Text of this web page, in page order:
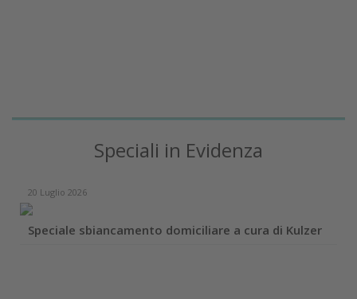
Speciali in Evidenza
20 Luglio 2026
Speciale sbiancamento domiciliare a cura di Kulzer